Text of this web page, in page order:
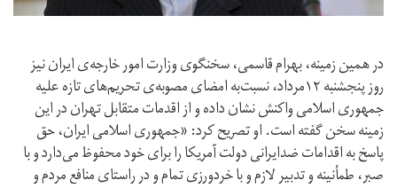
در همین زمینه، بهرام قاسمی، سخنگوی وزارت امور خارجه‌ی ایران نیز
روز پنجشنبه ۱۲مرداد، نسبت‌به امضای مصوبه‌ی تحریم‌های تازه علیه
جمهوری اسلامی واکنش نشان داده و از اقدمات متقابل تهران در این
زمینه سخن گفته است. او تصریح کرد: «جمهوری اسلامی ایران، حق
پاسخ به اقدامات ضدایرانی دولت آمریکا را برای خود محفوظ می‌دارد و با
صبر، طمأنینه و تدبیر لازم و با خردورزی تمام و در راستای منافع مردم و